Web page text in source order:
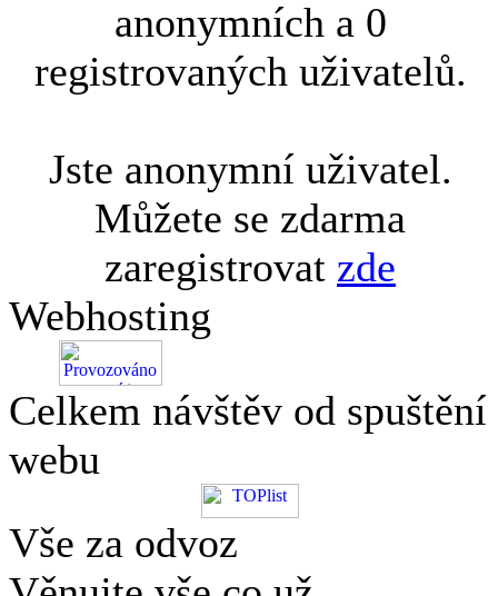
anonymních a 0
registrovaných uživatelů.
Jste anonymní uživatel.
Můžete se zdarma
zaregistrovat zde
Webhosting
Celkem návštěv od spuštění
webu
Vše za odvoz